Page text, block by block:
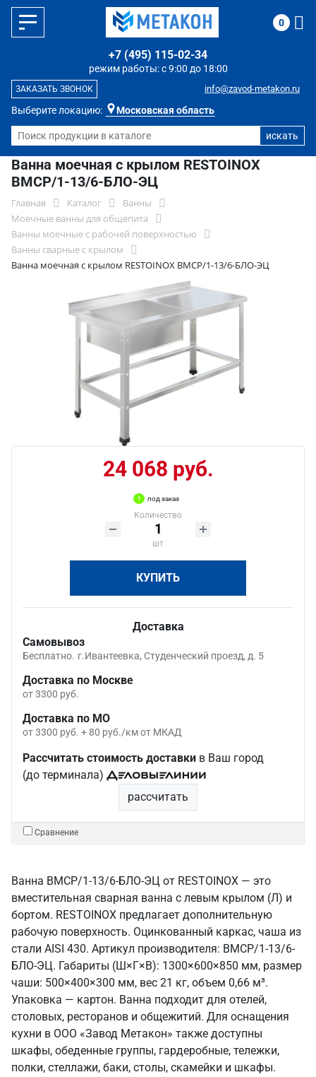
Выберите локацию: Московская область
режим работы: с 9:00 до 18:00
+7 (495) 115-02-34
info@zavod-metakon.ru
ЗАКАЗАТЬ ЗВОНОК
0
Ванна моечная с крылом RESTOINOX
ВМСР/1-13/6-БЛО-ЭЦ
Главная Каталог
Ванны
Моечные ванны для общепита
Ванны моечные с рабочей поверхностью
Ванны сварные с крылом
Ванна моечная с крылом RESTOINOX ВМСР/1-13/6-БЛО-ЭЦ
24 068 руб.
под заказ
Количество
шт
КУПИТЬ
Доставка
Самовывоз
Бесплатно. г.Ивантеевка, Студенческий проезд, д. 5
Доставка по Москве
от 3300 руб.
Доставка по МО
от 3300 руб. + 80 руб./км от МКАД
Рассчитать стоимость доставки в Ваш город
(до терминала)
рассчитать
Сравнение
Ванна ВМСР/1-13/6-БЛО-ЭЦ от RESTOINOX — это
вместительная сварная ванна с левым крылом (Л) и
бортом. RESTOINOX предлагает дополнительную
рабочую поверхность. Оцинкованный каркас, чаша из
стали AISI 430. Артикул производителя: ВМСР/1-13/6-
БЛО-ЭЦ. Габариты (Ш×Г×В): 1300×600×850 мм, размер
чаши: 500×400×300 мм, вес 21 кг, объем 0,66 м³.
Упаковка — картон. Ванна подходит для отелей,
столовых, ресторанов и общежитий. Для оснащения
кухни в ООО «Завод Метакон» также доступны
шкафы, обеденные группы, гардеробные, тележки,
полки, стеллажи, баки, столы, скамейки и шкафы.